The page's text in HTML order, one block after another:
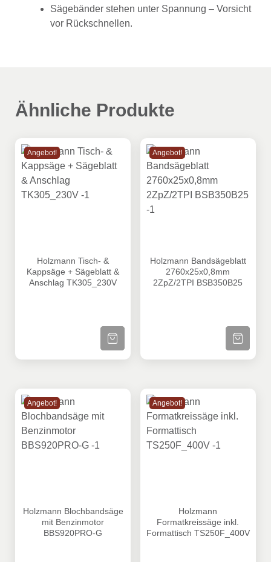
Sägebänder stehen unter Spannung – Vorsicht
vor Rückschnellen.
Ähnliche Produkte
Angebot!
Holzmann Tisch- &
Kappsäge + Sägeblatt &
Anschlag TK305_230V
ZUM PRODUKT
Angebot!
Holzmann Bandsägeblatt
2760x25x0,8mm
2ZpZ/2TPI BSB350B25
ZUM
Angebot!
Holzmann Blochbandsäge
mit Benzinmotor
BBS920PRO-G
Angebot!
Holzmann
Formatkreissäge inkl.
Formattisch TS250F_400V